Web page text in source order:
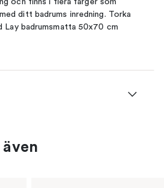
ditt badrums inredning. Torka
badrumsmatta 50x70 cm